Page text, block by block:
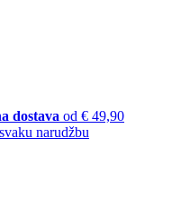
dostava od € 49,90
narudžbu